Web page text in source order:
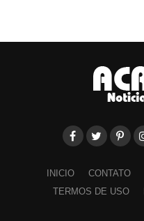
INICIO CONTATO
TERMOS DE USO